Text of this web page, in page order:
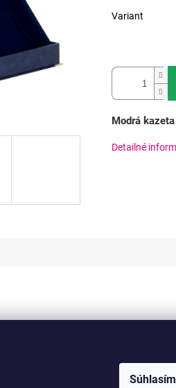
Súhlasím
Variant
Modrá
Detailné